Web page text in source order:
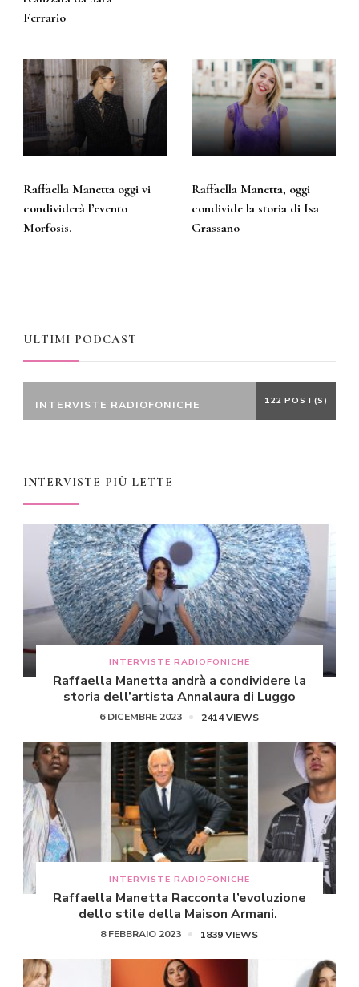
Ferrario
Raffaella Manetta oggi vi
condividerà l’evento
Morfosis.
Raffaella Manetta, oggi
condivide la storia di Isa
Grassano
ULTIMI PODCAST
INTERVISTE RADIOFONICHE 122 POST(S)
INTERVISTE PIÙ LETTE
INTERVISTE RADIOFONICHE
Raffaella Manetta andrà a condividere la
storia dell’artista Annalaura di Luggo
6 DICEMBRE 2023 2414 VIEWS
INTERVISTE RADIOFONICHE
Raffaella Manetta Racconta l’evoluzione
dello stile della Maison Armani.
8 FEBBRAIO 2023 1839 VIEWS